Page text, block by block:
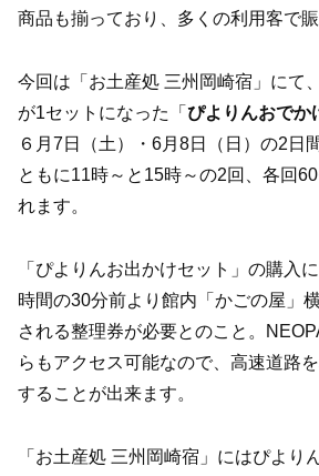
商品も揃っており、多くの利用客で賑
今回は「お土産処 三州岡崎宿」にて
が1セットになった「 ぴよりんおでか
６月7日（土）・6月8日（日）の2日
ともに11時～と15時～の2回、各回
れます。
「ぴよりんお出かけセット」の購入
時間の30分前より館内「かごの屋」
される整理券が必要とのこと。
らもアクセス可能なので、高速道路
することが出来ます。
「お土産処 三州岡崎宿」にはぴより